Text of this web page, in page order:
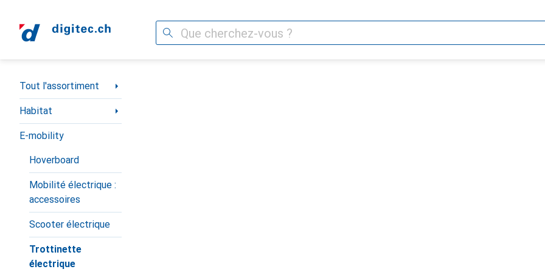
Recherche
Navigation par catégorie
Tout l'assortiment
Habitat
E-mobility
Hoverboard
Mobilité électrique :
accessoires
Scooter électrique
Trottinette
électrique